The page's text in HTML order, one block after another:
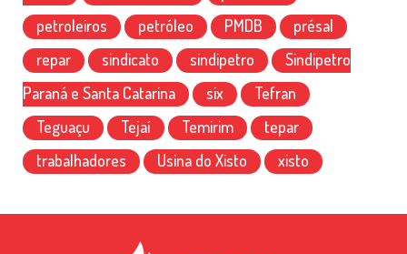
petroleiros
petróleo PMDB
présal
repar
sindicato sindipetro
Sindipetro
Paraná e Santa Catarina
six
Tefran
Teguaçu
Tejaí Temirim
tepar
trabalhadores
Usina do Xisto xisto